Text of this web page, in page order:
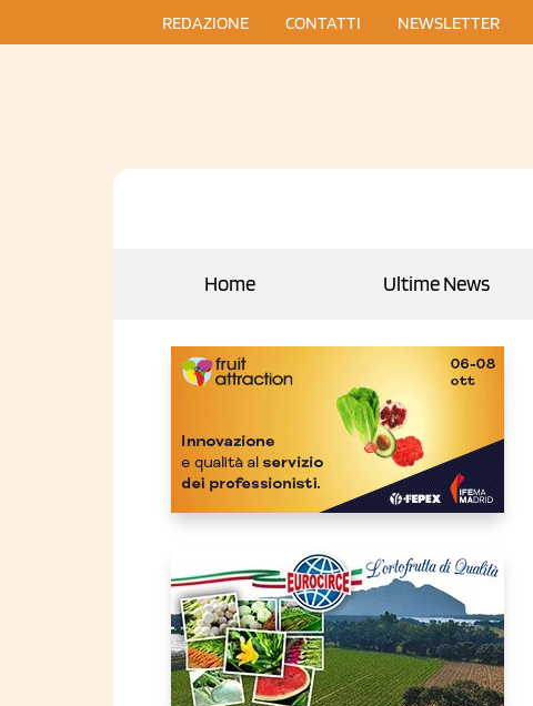
REDAZIONE CONTATTI NEWSLETTER
Home Ultime News